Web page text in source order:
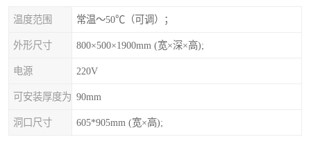
温度范围 常温～50℃（可调）；
外形尺寸 800×500×1900mm (宽×深×高);
电源 220V
可安装厚度为 90mm
洞口尺寸 605*905mm (宽×高);